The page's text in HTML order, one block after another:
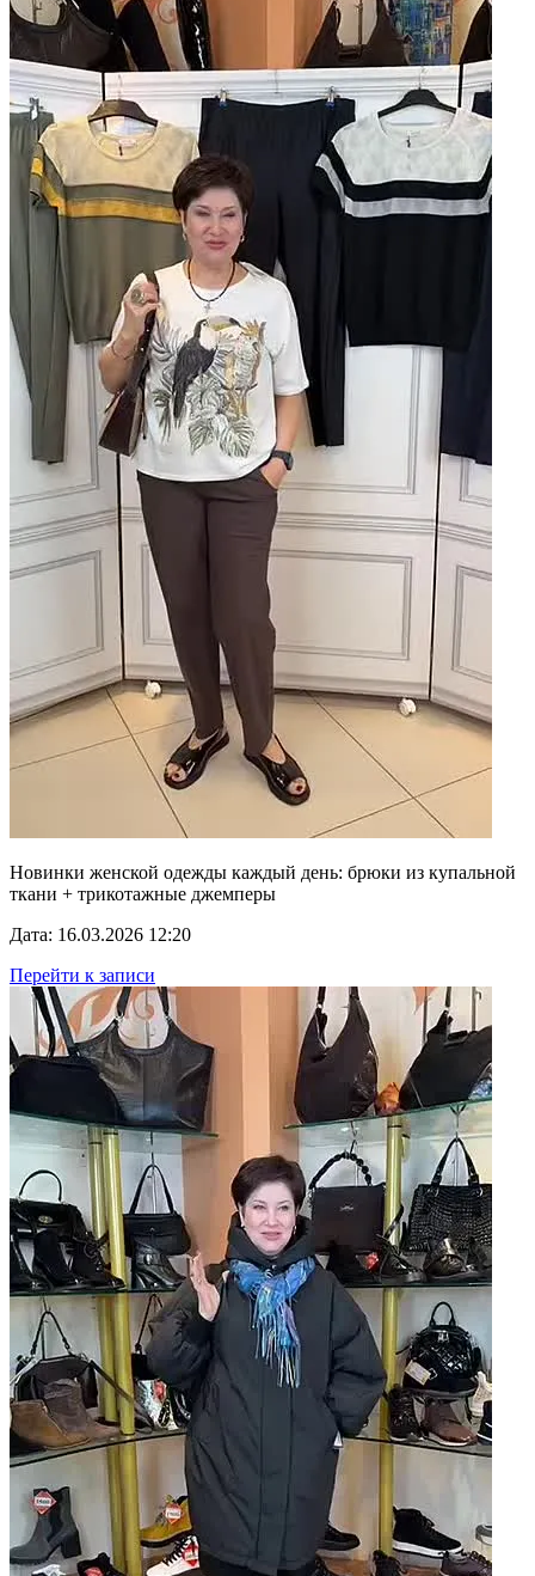
Новинки женской одежды каждый день: брюки из купальной
ткани + трикотажные джемперы
Дата: 16.03.2026 12:20
Перейти к записи